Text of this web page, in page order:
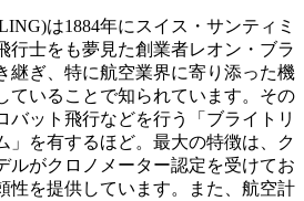
は1884年にスイス・サンティミ
行士をも夢見た創業者レオン・ブラ
継ぎ、特に航空業界に寄り添った機
ていることで知られています。その
バット飛行などを行う「ブライトリ
」を有するほど。最大の特徴は、ク
ルがクロノメーター認定を受けてお
性を提供しています。また、航空計